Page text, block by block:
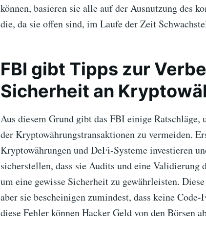
können, basieren sie alle auf der Ausnutzung des
die, da sie offen sind, im Laufe der Zeit
FBI gibt Tipps zur
Sicherheit an
Aus diesem Grund gibt das FBI einige
der Kryptowährungstransaktionen zu vermeiden.
Kryptowährungen und DeFi-Systeme investieren
sicherstellen, dass sie Audits und eine Validierung
um eine gewisse Sicherheit zu gewährleisten.
aber sie bescheinigen zumindest, dass keine
diese Fehler können Hacker Geld von den Börsen